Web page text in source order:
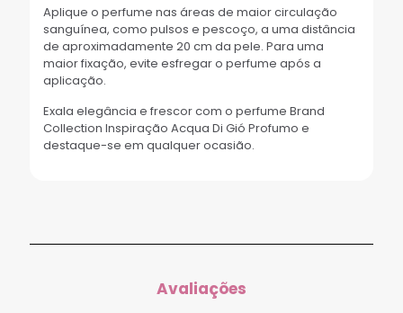
Aplique o perfume nas áreas de maior circulação
sanguínea, como pulsos e pescoço, a uma distância
de aproximadamente 20 cm da pele. Para uma
maior fixação, evite esfregar o perfume após a
aplicação.
Exala elegância e frescor com o perfume Brand
Collection Inspiração Acqua Di Gió Profumo e
destaque-se em qualquer ocasião.
Avaliações